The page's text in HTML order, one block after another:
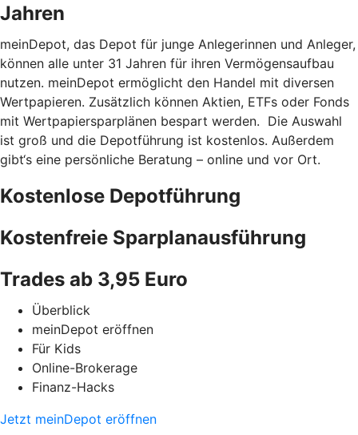
Jahren
meinDepot, das Depot für junge Anlegerinnen und Anleger,
können alle unter 31 Jahren für ihren Vermögensaufbau
nutzen. meinDepot ermöglicht den Handel mit diversen
Wertpapieren. Zusätzlich können Aktien, ETFs oder Fonds
mit Wertpapiersparplänen bespart werden. Die Auswahl
ist groß und die Depotführung ist kostenlos. Außerdem
gibt‘s eine persönliche Beratung – online und vor Ort.
Kostenlose Depotführung
Kostenfreie Sparplanausführung
Trades ab 3,95 Euro
Überblick
meinDepot eröffnen
Für Kids
Online-Brokerage
Finanz-Hacks
Jetzt meinDepot eröffnen